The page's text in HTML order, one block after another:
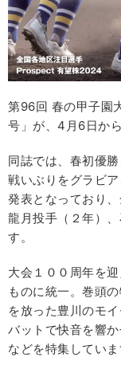
第96回 春の甲子園
号」が、4月6日か
同誌では、春初優
戦いぶりをグラビ
発表となっており
龍月投手（２年）
す。
大会１００周年を
ものに統一。巻頭
を放った豊川のモ
バットで快音を響
などを特集していま